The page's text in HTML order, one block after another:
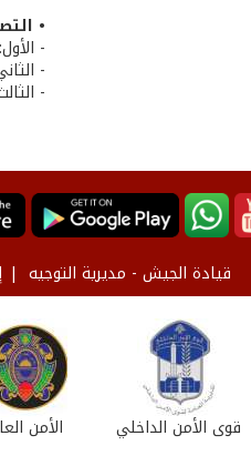
•
-
-
-
قيادة الجيش - مديرية التوجيه
الأمن قوى الأمن الداخلي